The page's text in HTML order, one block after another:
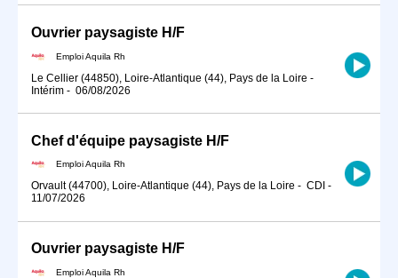
Ouvrier paysagiste H/F
Emploi Aquila Rh
Le Cellier (44850), Loire-Atlantique (44), Pays de la Loire -
Intérim - 06/08/2026
Chef d'équipe paysagiste H/F
Emploi Aquila Rh
Orvault (44700), Loire-Atlantique (44), Pays de la Loire - CDI -
11/07/2026
Ouvrier paysagiste H/F
Emploi Aquila Rh